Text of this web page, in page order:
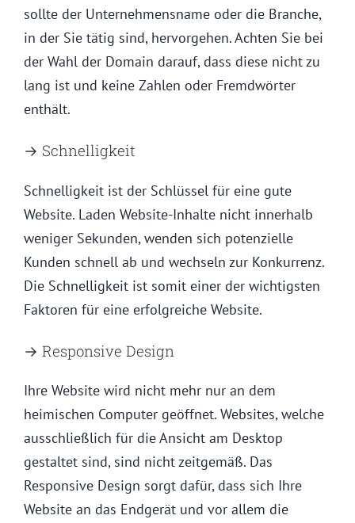
sollte der Unternehmensname oder die Branche,
in der Sie tätig sind, hervorgehen. Achten Sie bei
der Wahl der Domain darauf, dass diese nicht zu
lang ist und keine Zahlen oder Fremdwörter
enthält.
→ Schnelligkeit
Schnelligkeit ist der Schlüssel für eine gute
Website. Laden Website-Inhalte nicht innerhalb
weniger Sekunden, wenden sich potenzielle
Kunden schnell ab und wechseln zur Konkurrenz.
Die Schnelligkeit ist somit einer der wichtigsten
Faktoren für eine erfolgreiche Website.
→ Responsive Design
Ihre Website wird nicht mehr nur an dem
heimischen Computer geöffnet. Websites, welche
ausschließlich für die Ansicht am Desktop
gestaltet sind, sind nicht zeitgemäß. Das
Responsive Design sorgt dafür, dass sich Ihre
Website an das Endgerät und vor allem die